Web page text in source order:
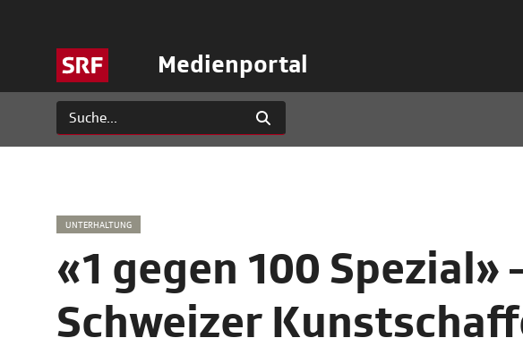
Medienportal
UNTERHALTUNG
«1 gegen 100 Spezial»
Schweizer